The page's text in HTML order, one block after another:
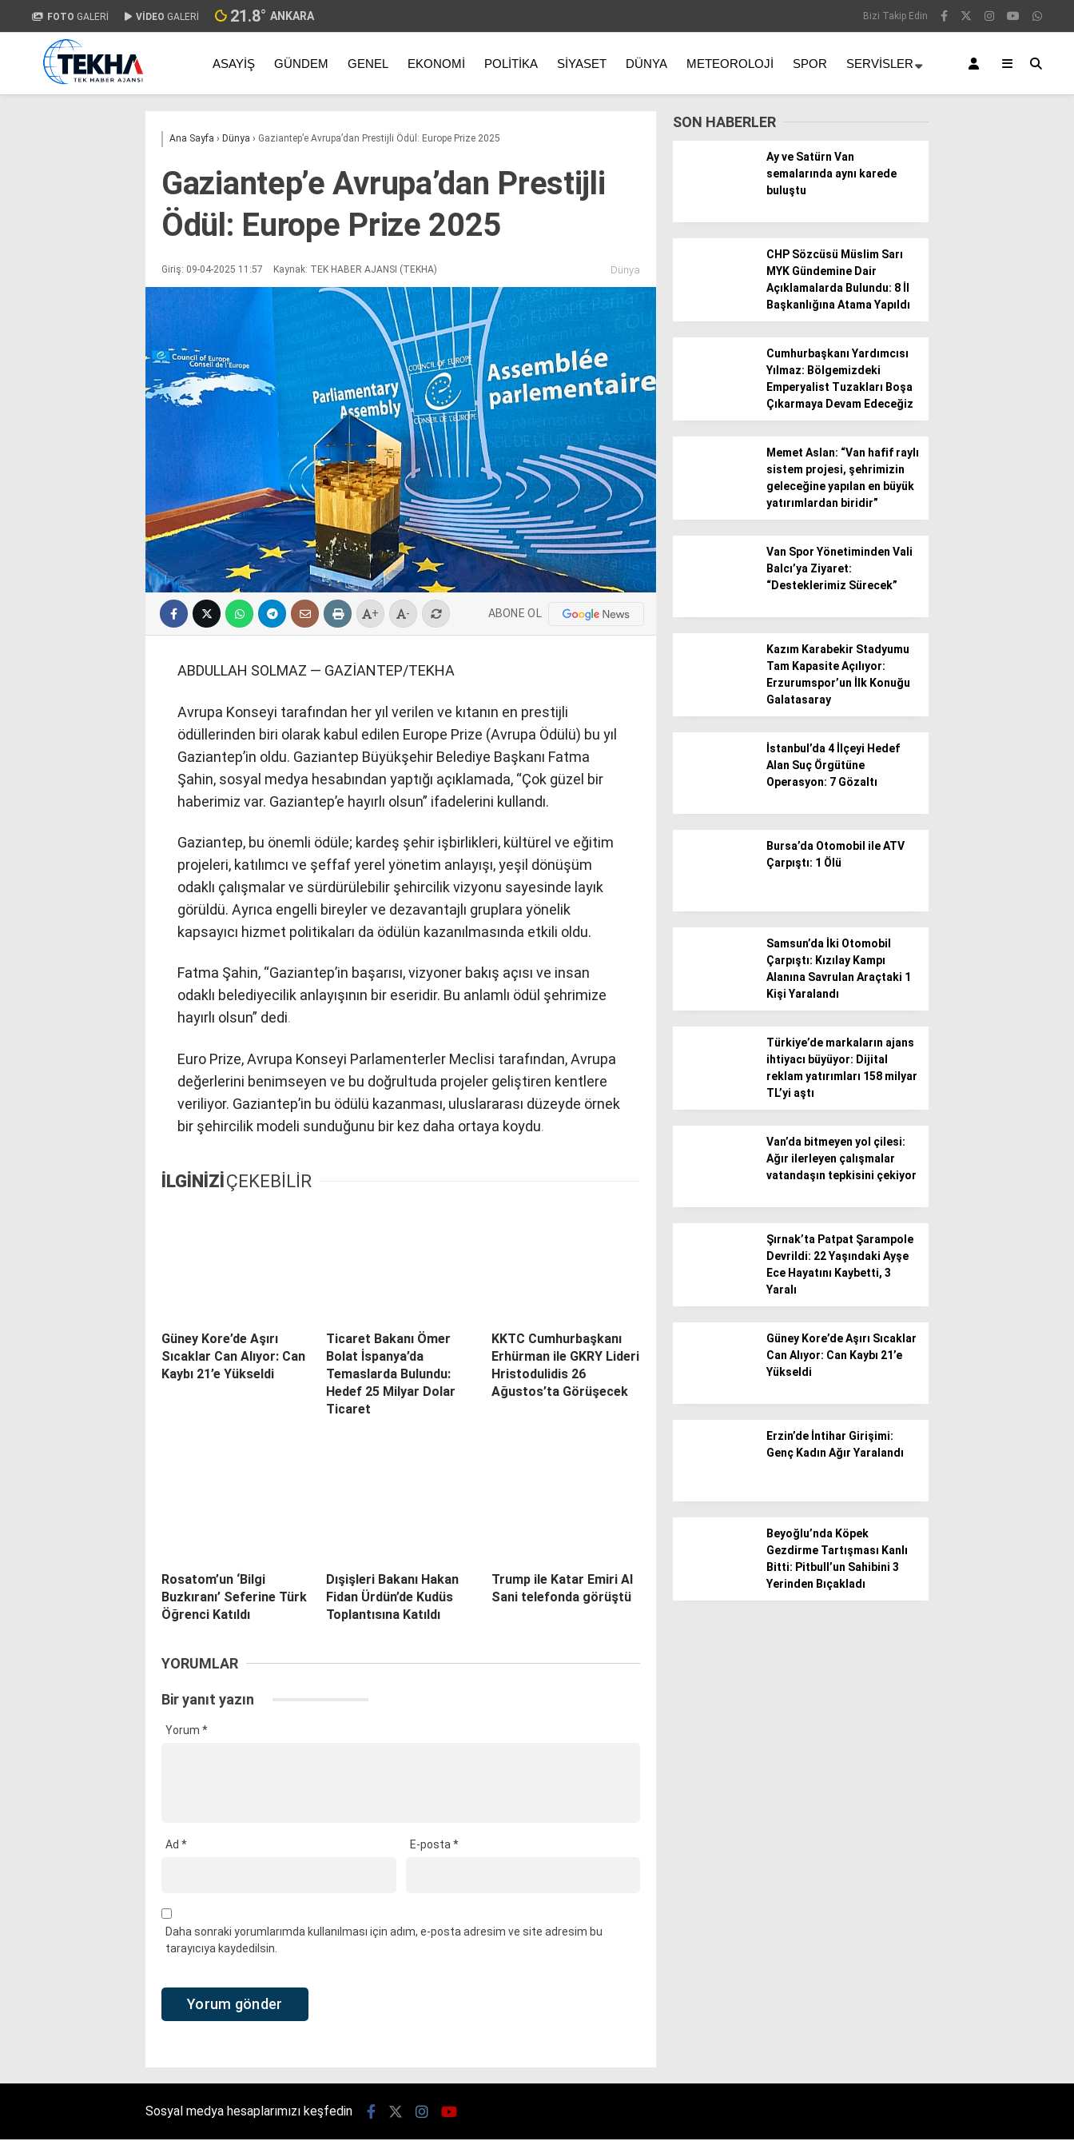
Gündem
Politika / Siyaset
Dünya
Magazin
Sağlık
FOTO GALERİ VİDEO GALERİ 21.8° ANKARA Bizi Takip Edin
ASAYIŞ GÜNDEM GENEL EKONOMI POLITIKA SIYASET DÜNYA METEOROLOJI SPOR SERVISLER
Ana Sayfa › Dünya › Gaziantep’e Avrupa’dan Prestijli Ödül: Europe Prize 2025
Gaziantep’e Avrupa’dan Prestijli
Ödül: Europe Prize 2025
Giriş: 09-04-2025 11:57 Kaynak: TEK HABER AJANSI (TEKHA) Dünya
+ - ABONE OL
ABDULLAH SOLMAZ — GAZİANTEP/TEKHA
Avrupa Konseyi tarafından her yıl verilen ve kıtanın en prestijli
ödüllerinden biri olarak kabul edilen Europe Prize (Avrupa Ödülü) bu yıl
Gaziantep’in oldu. Gaziantep Büyükşehir Belediye Başkanı Fatma
Şahin, sosyal medya hesabından yaptığı açıklamada, “Çok güzel bir
haberimiz var. Gaziantep’e hayırlı olsun” ifadelerini kullandı.
Gaziantep, bu önemli ödüle; kardeş şehir işbirlikleri, kültürel ve eğitim
projeleri, katılımcı ve şeffaf yerel yönetim anlayışı, yeşil dönüşüm
odaklı çalışmalar ve sürdürülebilir şehircilik vizyonu sayesinde layık
görüldü. Ayrıca engelli bireyler ve dezavantajlı gruplara yönelik
kapsayıcı hizmet politikaları da ödülün kazanılmasında etkili oldu.
Fatma Şahin, “Gaziantep’in başarısı, vizyoner bakış açısı ve insan
odaklı belediyecilik anlayışının bir eseridir. Bu anlamlı ödül şehrimize
hayırlı olsun” dedi.
Euro Prize, Avrupa Konseyi Parlamenterler Meclisi tarafından, Avrupa
değerlerini benimseyen ve bu doğrultuda projeler geliştiren kentlere
veriliyor. Gaziantep’in bu ödülü kazanması, uluslararası düzeyde örnek
bir şehircilik modeli sunduğunu bir kez daha ortaya koydu.
İLGİNİZİ ÇEKEBİLİR
Güney Kore’de Aşırı
Sıcaklar Can Alıyor: Can
Kaybı 21’e Yükseldi
Ticaret Bakanı Ömer
Bolat İspanya’da
Temaslarda Bulundu:
Hedef 25 Milyar Dolar
Ticaret
KKTC Cumhurbaşkanı
Erhürman ile GKRY Lideri
Hristodulidis 26
Ağustos’ta Görüşecek
Rosatom’un ‘Bilgi
Buzkıranı’ Seferine Türk
Öğrenci Katıldı
Dışişleri Bakanı Hakan
Fidan Ürdün’de Kudüs
Toplantısına Katıldı
Trump ile Katar Emiri Al
Sani telefonda görüştü
YORUMLAR
Bir yanıt yazın
Yorum *
Ad * E-posta *
Daha sonraki yorumlarımda kullanılması için adım, e-posta adresim ve site adresim bu
tarayıcıya kaydedilsin.
SON HABERLER
Ay ve Satürn Van
semalarında aynı karede
buluştu
CHP Sözcüsü Müslim Sarı
MYK Gündemine Dair
Açıklamalarda Bulundu: 8 İl
Başkanlığına Atama Yapıldı
Cumhurbaşkanı Yardımcısı
Yılmaz: Bölgemizdeki
Emperyalist Tuzakları Boşa
Çıkarmaya Devam Edeceğiz
Memet Aslan: “Van hafif raylı
sistem projesi, şehrimizin
geleceğine yapılan en büyük
yatırımlardan biridir”
Van Spor Yönetiminden Vali
Balcı’ya Ziyaret:
“Desteklerimiz Sürecek”
Kazım Karabekir Stadyumu
Tam Kapasite Açılıyor:
Erzurumspor’un İlk Konuğu
Galatasaray
İstanbul’da 4 İlçeyi Hedef
Alan Suç Örgütüne
Operasyon: 7 Gözaltı
Bursa’da Otomobil ile ATV
Çarpıştı: 1 Ölü
Samsun’da İki Otomobil
Çarpıştı: Kızılay Kampı
Alanına Savrulan Araçtaki 1
Kişi Yaralandı
Türkiye’de markaların ajans
ihtiyacı büyüyor: Dijital
reklam yatırımları 158 milyar
TL’yi aştı
Van’da bitmeyen yol çilesi:
Ağır ilerleyen çalışmalar
vatandaşın tepkisini çekiyor
Şırnak’ta Patpat Şarampole
Devrildi: 22 Yaşındaki Ayşe
Ece Hayatını Kaybetti, 3
Yaralı
Güney Kore’de Aşırı Sıcaklar
Can Alıyor: Can Kaybı 21’e
Yükseldi
Erzin’de İntihar Girişimi:
Genç Kadın Ağır Yaralandı
Beyoğlu’nda Köpek
Gezdirme Tartışması Kanlı
Bitti: Pitbull’un Sahibini 3
Yerinden Bıçakladı
Sosyal medya hesaplarımızı keşfedin